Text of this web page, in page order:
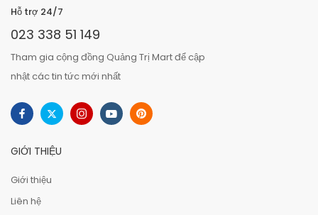
Hỗ trợ 24/7
023 338 51 149
Tham gia cộng đồng Quảng Trị Mart để cập
nhật các tin tức mới nhất
GIỚI THIỆU
Giới thiệu
Liên hệ